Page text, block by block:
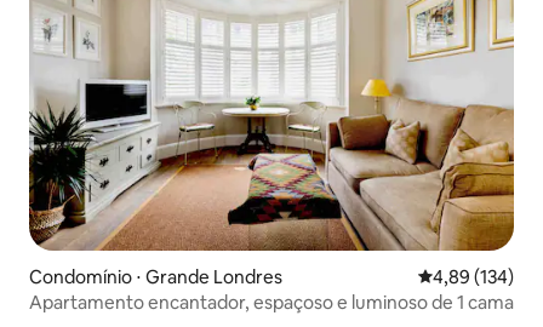
Condomínio ⋅ Grande Londres 4,89 de uma
4,89 (134)
Apartamento encantador, espaçoso e luminoso de 1 cama